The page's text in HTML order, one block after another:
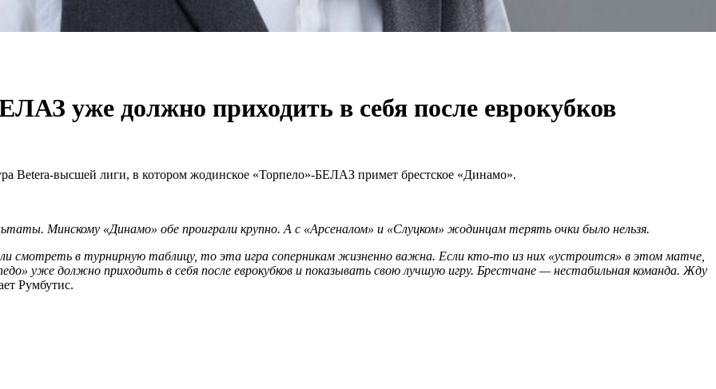
уже должно приходить в себя после еврокубков
Betera-высшей лиги, в котором жодинское «Торпело»-БЕЛАЗ примет брестское «Динамо».
Минскому «Динамо» обе проиграли крупно. А с «Арсеналом» и «Слуцком» жодинцам терять очки было нельзя.
смотреть в турнирную таблицу, то эта игра соперникам жизненно важна. Если кто-то из них «устроится» в этом матче,
уже должно приходить в себя после еврокубков и показывать свою лучшую игру. Брестчане — нестабильная команда. Жду
Румбутис.